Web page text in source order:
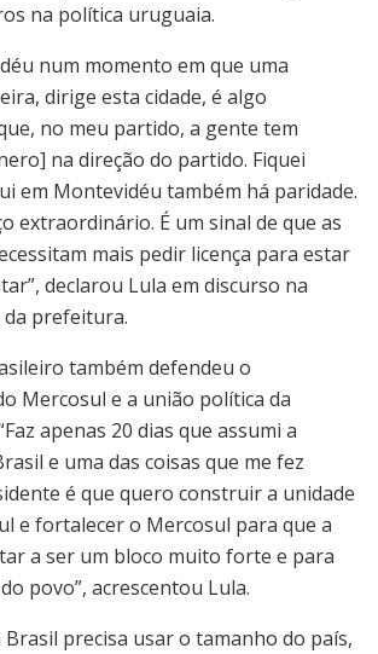
na política uruguaia.
num momento em que uma
dirige esta cidade, é algo
no meu partido, a gente tem
na direção do partido. Fiquei
em Montevidéu também há paridade.
extraordinário. É um sinal de que as
mais pedir licença para estar
declarou Lula em discurso na
prefeitura.
também defendeu o
Mercosul e a união política da
apenas 20 dias que assumi a
e uma das coisas que me fez
é que quero construir a unidade
e fortalecer o Mercosul para que a
a ser um bloco muito forte e para
povo”, acrescentou Lula.
precisa usar o tamanho do país,